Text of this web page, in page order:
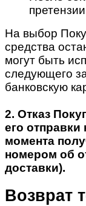
На выбор
средства
могут быть
следующего
банковскую
2. Отказ
его отправки
момента
номером об
доставки).
Возврат